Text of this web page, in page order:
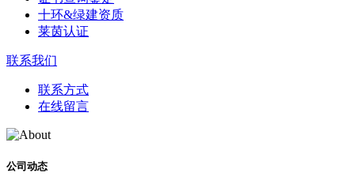
十环&绿建资质
莱茵认证
联系我们
联系方式
在线留言
公司动态